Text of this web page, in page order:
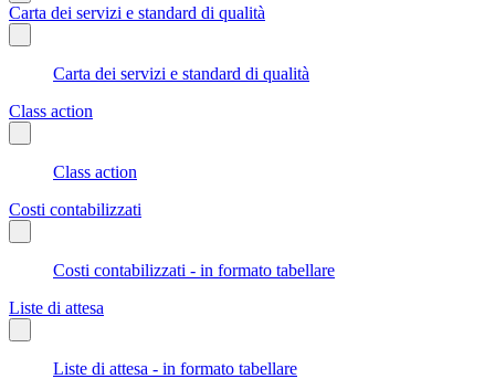
Carta dei servizi e standard di qualità
Carta dei servizi e standard di qualità
Class action
Class action
Costi contabilizzati
Costi contabilizzati - in formato tabellare
Liste di attesa
Liste di attesa - in formato tabellare